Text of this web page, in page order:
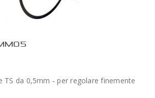
TS da 0,5mm - per regolare finemente